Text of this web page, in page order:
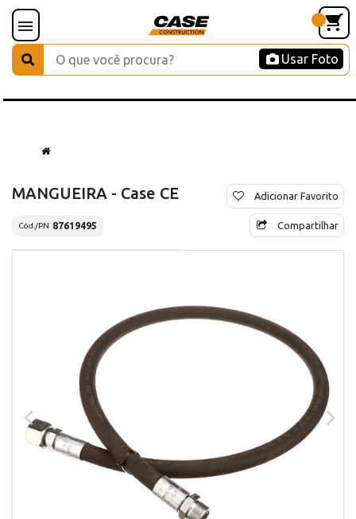
Usar Foto
MANGUEIRA - Case CE
Cód./PN 87619495
Adicionar Favorito
Compartilhar